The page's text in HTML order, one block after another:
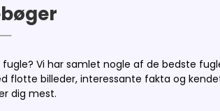
Vi har samlet nogle af de bedste
billeder, interessante fakta og
dig mest.